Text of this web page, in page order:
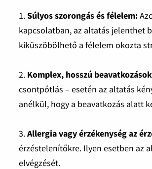
1.Súlyos szorongás és félelem:
kapcsolatban, az altatás jelenthet
kiküszöbölhető a félelem okozta
2. Komplex, hosszú
csontpótlás – esetén az altatás
anélkül, hogy a beavatkozás alatt
3.Allergia vagy érzékenység az
érzéstelenítőkre. Ilyen esetben az
elvégzését.